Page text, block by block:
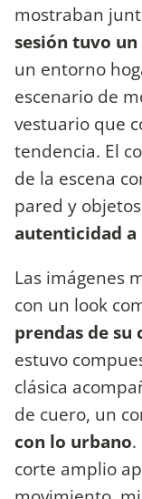
mostraban
sesión tuvo
un entorno
escenario de
vestuario que
tendencia. El
de la escena
pared y
autenticidad
Las imágenes
con un look
prendas de su
estuvo
clásica
de cuero, un
con lo urbano
corte amplio